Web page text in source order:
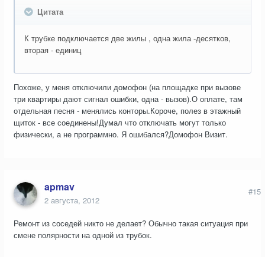
Цитата
К трубке подключается две жилы , одна жила -десятков,
вторая - единиц
Похоже, у меня отключили домофон (на площадке при вызове
три квартиры дают сигнал ошибки, одна - вызов).О оплате, там
отдельная песня - менялись конторы.Короче, полез в этажный
щиток - все соединены!Думал что отключать могут только
физически, а не программно. Я ошибался?Домофон Визит.
apmav
2 августа, 2012
#15
Ремонт из соседей никто не делает? Обычно такая ситуация при
смене полярности на одной из трубок.